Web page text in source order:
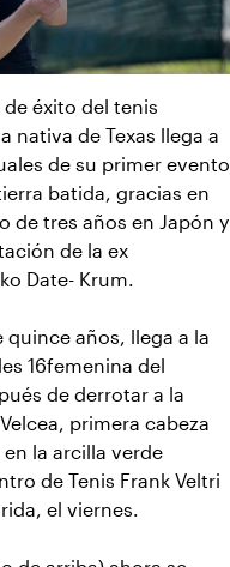
de éxito del tenis
nativa de Texas llega a
de su primer evento
batida, gracias en
de tres años en Japón y
de la ex
Date- Krum.
quince años, llega a la
16femenina del
de derrotar a la
primera cabeza
la arcilla verde
de Tenis Frank Veltri
el viernes.